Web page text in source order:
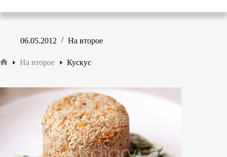
06.05.2012 На второе
На второе Кускус